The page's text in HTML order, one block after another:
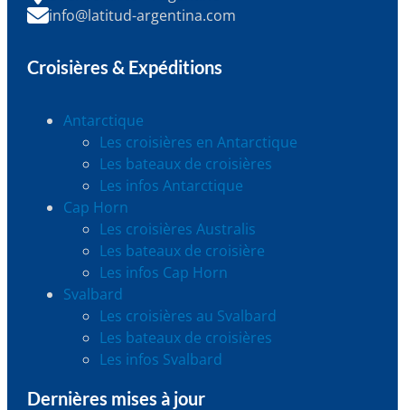
info@latitud-argentina.com
Croisières & Expéditions
Antarctique
Les croisières en Antarctique
Les bateaux de croisières
Les infos Antarctique
Cap Horn
Les croisières Australis
Les bateaux de croisière
Les infos Cap Horn
Svalbard
Les croisières au Svalbard
Les bateaux de croisières
Les infos Svalbard
Dernières mises à jour